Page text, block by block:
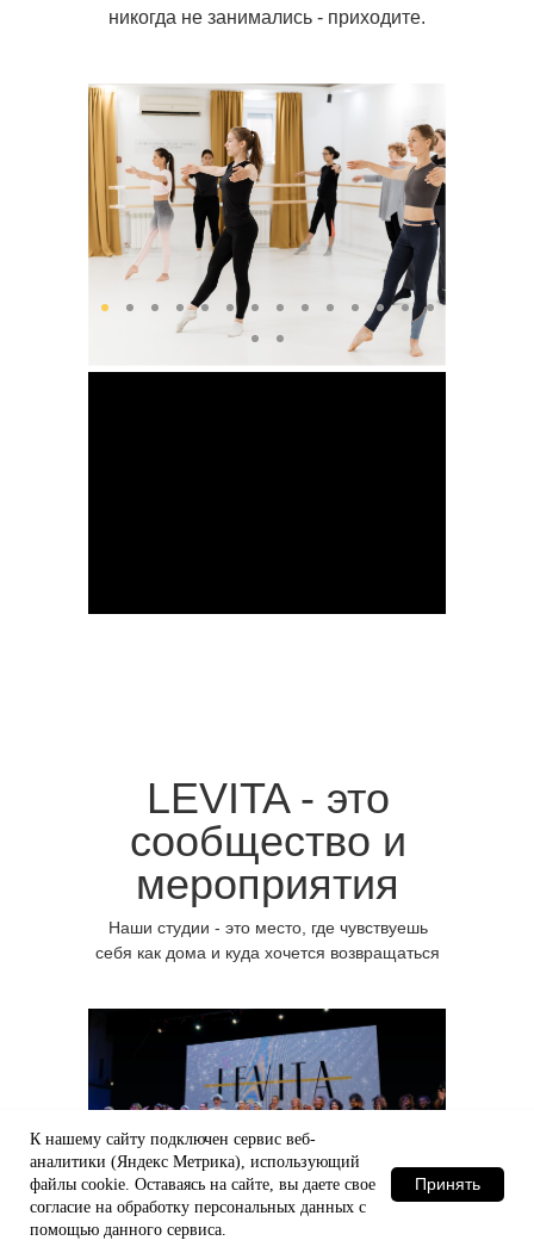
никогда не занимались - приходите.
Отчетные концерты
LEVITA - это
сообщество и
мероприятия
Наши студии - это место, где чувствуешь
себя как дома и куда хочется возвращаться
К нашему сайту подключен сервис веб-
аналитики (Яндекс Метрика), использующий
файлы сооkіе. Оставаясь на сайте, вы даете свое
согласие на обработку персональных данных с
помощью данного сервиса.
Принять